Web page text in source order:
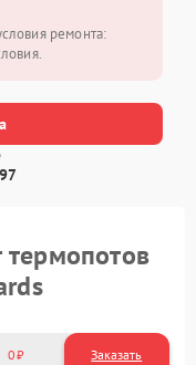
ремонта:
термопотов
0 Заказать